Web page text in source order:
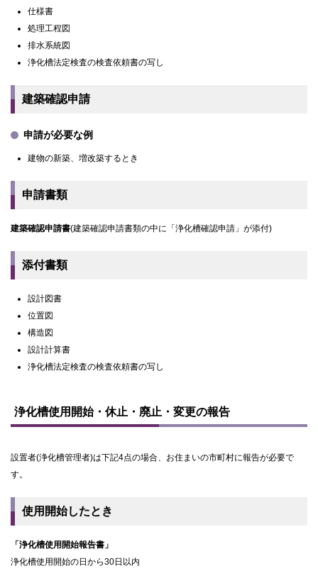
仕様書
処理工程図
排水系統図
浄化槽法定検査の検査依頼書の写し
建築確認申請
申請が必要な例
建物の新築、増改築するとき
申請書類
建築確認申請書(建築確認申請書類の中に「浄化槽確認申請」が添付)
添付書類
設計図書
位置図
構造図
設計計算書
浄化槽法定検査の検査依頼書の写し
ッ
プ
に
る
浄化槽使用開始・休止・廃止・変更の報告
設置者(浄化槽管理者)は下記4点の場合、お住まいの市町村に報告が必要で
す。
使用開始したとき
「浄化槽使用開始報告書」
浄化槽使用開始の日から30日以内